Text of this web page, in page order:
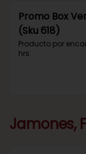
Promo Box
(Sku 618)
Producto por
hrs.
Jamones,